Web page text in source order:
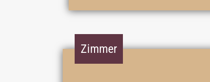
Zimmer